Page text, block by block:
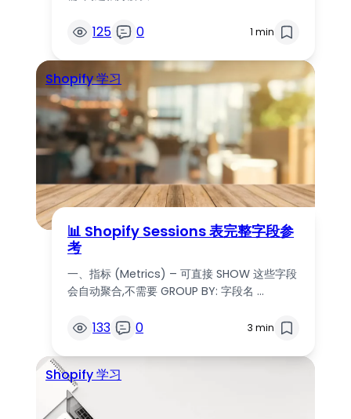
125 0 1 min
Shopify 学习
📊 Shopify Sessions 表完整字段参
考
一、指标 (Metrics) – 可直接 SHOW 这些字段
会自动聚合,不需要 GROUP BY: 字段名 …
133 0 3 min
Shopify 学习